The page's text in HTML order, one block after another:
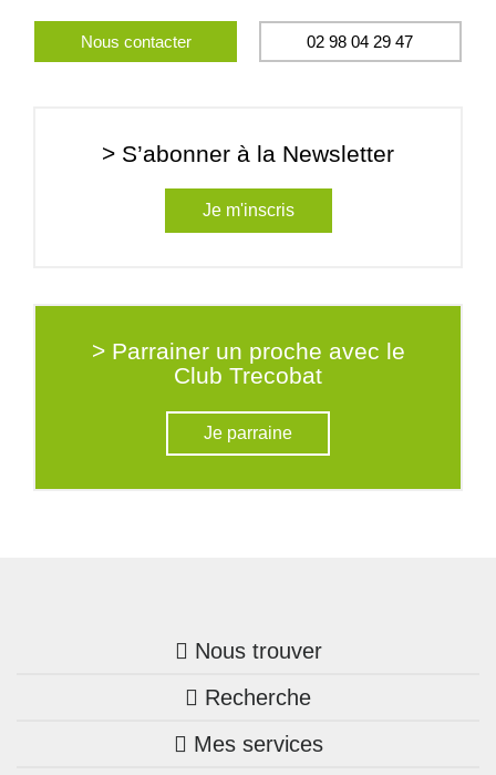
Nous contacter 02 98 04 29 47
> S’abonner à la Newsletter
Je m'inscris
> Parrainer un proche avec le
Club Trecobat
Je parraine
Nous trouver
Trouver une agence
Bretagne
Recherche
Nos annonces
Mes services